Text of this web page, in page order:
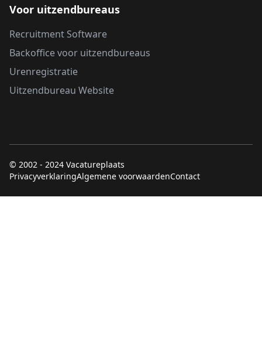
Voor uitzendbureaus
Recruitment Software
Backoffice voor uitzendbureaus
Urenregistratie
Uitzendbureau Website
© 2002 - 2024 Vacatureplaats
PrivacyverklaringAlgemene voorwaardenContact